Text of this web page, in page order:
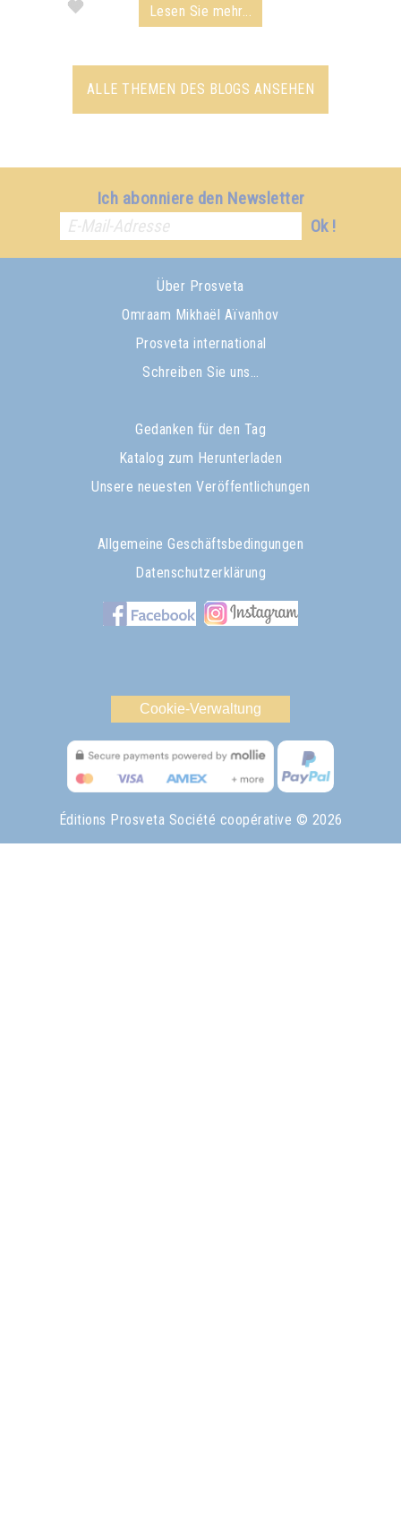
Lesen Sie mehr...
ALLE THEMEN DES BLOGS ANSEHEN
Ich abonniere den Newsletter
Ok !
Über Prosveta
Omraam Mikhaël Aïvanhov
Prosveta international
Schreiben Sie uns…
Gedanken für den Tag
Katalog zum Herunterladen
Unsere neuesten Veröffentlichungen
Allgemeine Geschäftsbedingungen
Datenschutzerklärung
Cookie-Verwaltung
Éditions Prosveta Société coopérative © 2026